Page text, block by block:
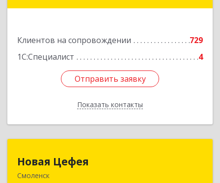
Клиентов на сопровождении
729
1С:Специалист
4
Отправить заявку
Показать контакты
Отправить заявку
Назад
Новая Цефея
Смоленск
214018, Смоленская обл, Смоленск г, Раевского